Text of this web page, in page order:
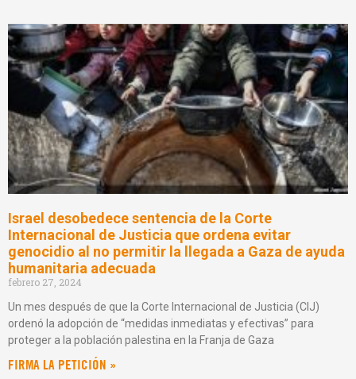
Israel desobedece sentencia de la Corte
Internacional de Justicia que ordena evitar
genocidio al no permitir la llegada a Gaza de ayuda
humanitaria adecuada
febrero 27, 2024
Un mes después de que la Corte Internacional de Justicia (CIJ)
ordenó la adopción de “medidas inmediatas y efectivas” para
proteger a la población palestina en la Franja de Gaza
FIRMA LA PETICIÓN »